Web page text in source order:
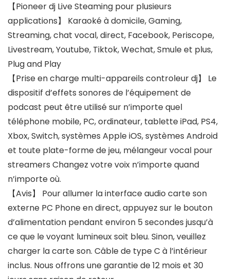
【Pioneer dj Live Steaming pour plusieurs
applications】 Karaoké à domicile, Gaming,
Streaming, chat vocal, direct, Facebook, Periscope,
Livestream, Youtube, Tiktok, Wechat, Smule et plus,
Plug and Play
【Prise en charge multi-appareils controleur dj】 Le
dispositif d’effets sonores de l’équipement de
podcast peut être utilisé sur n’importe quel
téléphone mobile, PC, ordinateur, tablette iPad, PS4,
Xbox, Switch, systèmes Apple iOS, systèmes Android
et toute plate-forme de jeu, mélangeur vocal pour
streamers Changez votre voix n’importe quand
n’importe où.
【Avis】 Pour allumer la interface audio carte son
externe PC Phone en direct, appuyez sur le bouton
d’alimentation pendant environ 5 secondes jusqu’à
ce que le voyant lumineux soit bleu. Sinon, veuillez
charger la carte son. Câble de type C à l’intérieur
inclus. Nous offrons une garantie de 12 mois et 30